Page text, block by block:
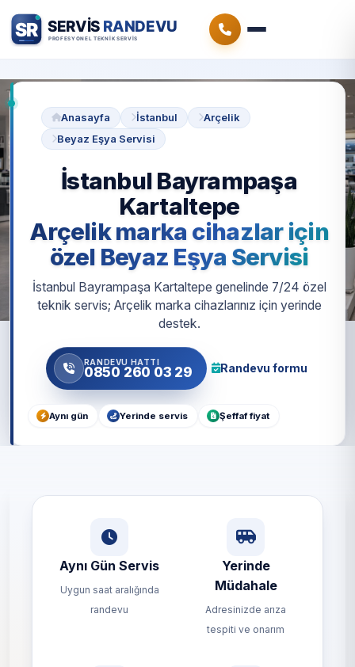
Anasayfa İstanbul
Arçelik
Beyaz Eşya Servisi
İstanbul Bayrampaşa
Kartaltepe
Arçelik marka cihazlar için
özel Beyaz Eşya Servisi
İstanbul Bayrampaşa Kartaltepe genelinde 7/24 özel
teknik servis; Arçelik marka cihazlarınız için yerinde
destek.
RANDEVU HATTI
0850 260 03 29 Randevu formu
Aynı gün Yerinde servis Şeffaf fiyat
Aynı Gün Servis
Uygun saat aralığında
randevu
Yerinde
Müdahale
Adresinizde arıza
tespiti ve onarım